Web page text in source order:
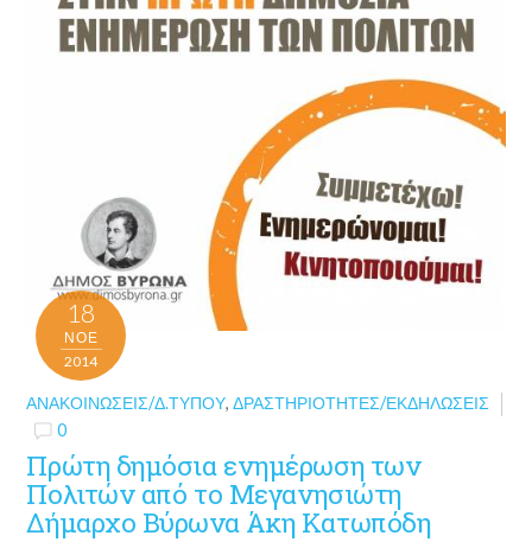
18
ΝΟΈ
2014
ΑΝΑΚΟΙΝΏΣΕΙΣ/Δ.ΤΎΠΟΥ,ΔΡΑΣΤΗΡΙΌΤΗΤΕΣ/ΕΚΔΗΛΏΣΕΙΣ
0
Πρώτη δημόσια ενημέρωση των
Πολιτών από το Μεγανησιώτη
Δήμαρχο Βύρωνα Άκη Κατωπόδη